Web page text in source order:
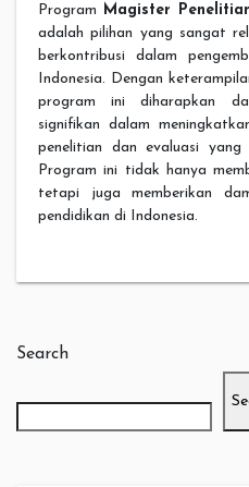
Program
Magister
adalah pilihan yang sangat
berkontribusi dalam
Indonesia. Dengan
program ini diharapkan
signifikan dalam
penelitian dan evaluasi
Program ini tidak hanya
tetapi juga memberikan
pendidikan di Indonesia.
Search